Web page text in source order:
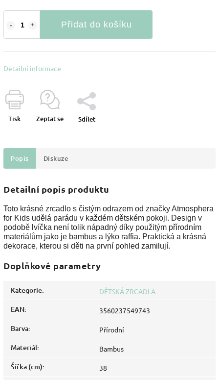
Přidat do košíku
Detailní informace
Tisk Zeptat se Sdílet
Popis Diskuze
Detailní popis produktu
Toto krásné zrcadlo s čistým odrazem od značky Atmosphera
for Kids udělá parádu v každém dětském pokoji. Design v
podobě lvíčka není tolik nápadný díky použitým přírodním
materiálům jako je bambus a lýko raffia. Praktická a krásná
dekorace, kterou si děti na první pohled zamilují.
Doplňkové parametry
Kategorie: DĚTSKÁ ZRCADLA
EAN: 3560237549743
Barva: Přírodní
Materiál: Bambus
Šířka (cm): 38